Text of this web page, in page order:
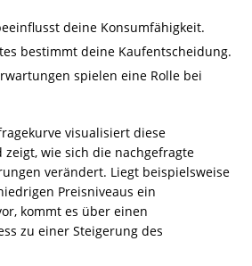
deine Konsumfähigkeit.
bestimmt deine Kaufentscheidung.
spielen eine Rolle bei
visualisiert diese
zeigt, wie sich die nachgefragte
verändert. Liegt beispielsweise
Preisniveaus ein
kommt es über einen
zu einer Steigerung des